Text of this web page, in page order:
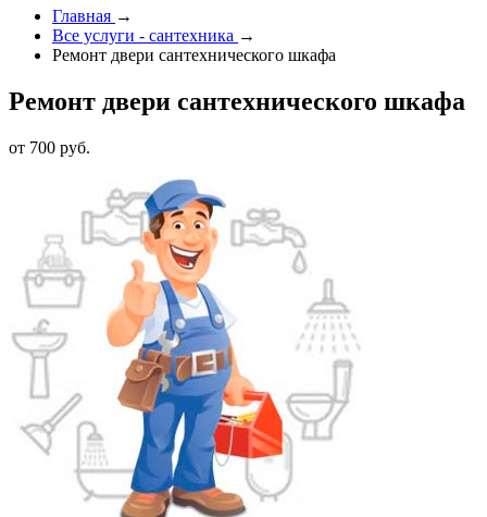
Главная →
Все услуги - cантехника →
Ремонт двери сантехнического шкафа
Ремонт двери сантехнического шкафа
от 700 руб.